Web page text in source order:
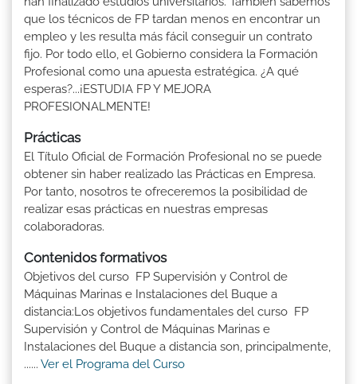
que los técnicos de FP tardan menos en encontrar un
empleo y les resulta más fácil conseguir un contrato
fijo. Por todo ello, el Gobierno considera la Formación
Profesional como una apuesta estratégica. ¿A qué
esperas?...¡ESTUDIA FP Y MEJORA
PROFESIONALMENTE!
Prácticas
El Título Oficial de Formación Profesional no se puede
obtener sin haber realizado las Prácticas en Empresa.
Por tanto, nosotros te ofreceremos la posibilidad de
realizar esas prácticas en nuestras empresas
colaboradoras.
Contenidos formativos
Objetivos del curso FP Supervisión y Control de
Máquinas Marinas e Instalaciones del Buque a
distancia:Los objetivos fundamentales del curso FP
Supervisión y Control de Máquinas Marinas e
Instalaciones del Buque a distancia son, principalmente,
...... Ver el Programa del Curso